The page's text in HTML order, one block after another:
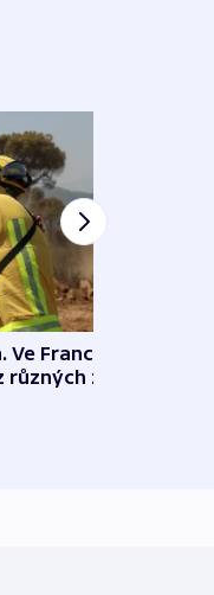
Francii
zemí